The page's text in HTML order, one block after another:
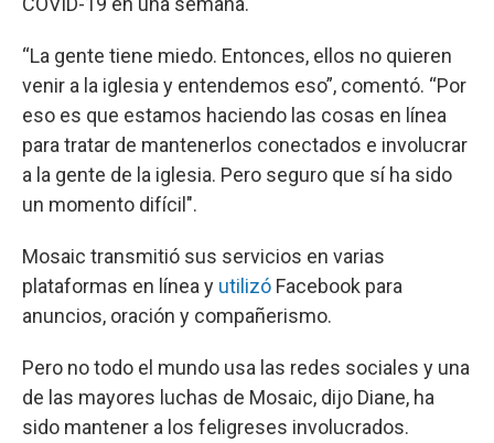
“La gente tiene miedo. Entonces, ellos no quieren
venir a la iglesia y entendemos eso”, comentó. “Por
eso es que estamos haciendo las cosas en línea
para tratar de mantenerlos conectados e involucrar
a la gente de la iglesia. Pero seguro que sí ha sido
un momento difícil".
Mosaic transmitió sus servicios en varias
plataformas en línea y utilizó Facebook para
anuncios, oración y compañerismo.
Pero no todo el mundo usa las redes sociales y una
de las mayores luchas de Mosaic, dijo Diane, ha
sido mantener a los feligreses involucrados.